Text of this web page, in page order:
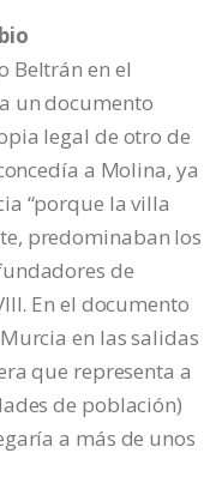
Beltrán en el
un documento
legal de otro de
a Molina, ya
“porque la villa
predominaban los
de
En el documento
en las salidas
que representa a
de población)
a más de unos